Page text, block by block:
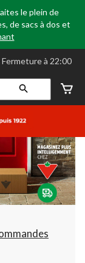
le plein de
de sacs à dos et
⋅ Fermeture à 22:00